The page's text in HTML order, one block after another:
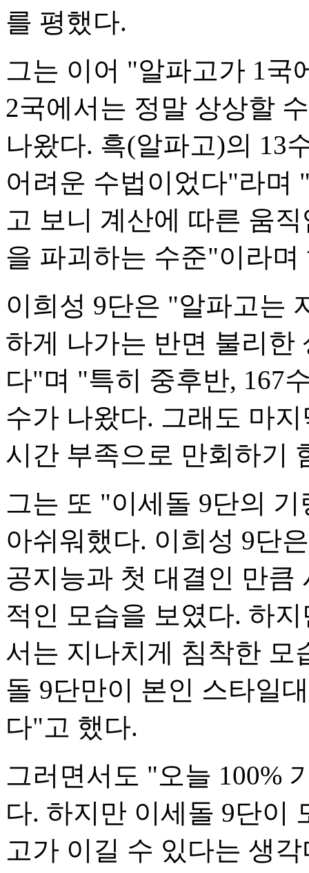
를 평했다.
그는 이어 "알파고가 1국
2국에서는 정말 상상할
나왔다. 흑(알파고)의 13
어려운 수법이었다"라며
고 보니 계산에 따른 움
을 파괴하는 수준"이라며
이희성 9단은 "알파고는
하게 나가는 반면 불리한
다"며 "특히 중후반, 167
수가 나왔다. 그래도 마
시간 부족으로 만회하기
그는 또 "이세돌 9단의
아쉬워했다. 이희성 9단
공지능과 첫 대결인 만큼
적인 모습을 보였다. 하
서는 지나치게 침착한
돌 9단만이 본인 스타일
다"고 했다.
그러면서도 "오늘 100%
다. 하지만 이세돌 9단이
고가 이길 수 있다는 생